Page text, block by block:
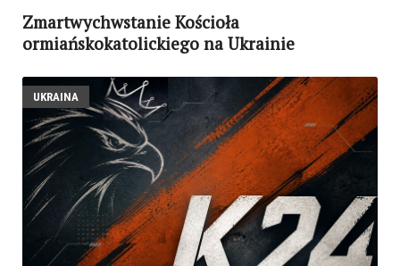
Zmartwychwstanie Kościoła
ormiańskokatolickiego na Ukrainie
UKRAINA